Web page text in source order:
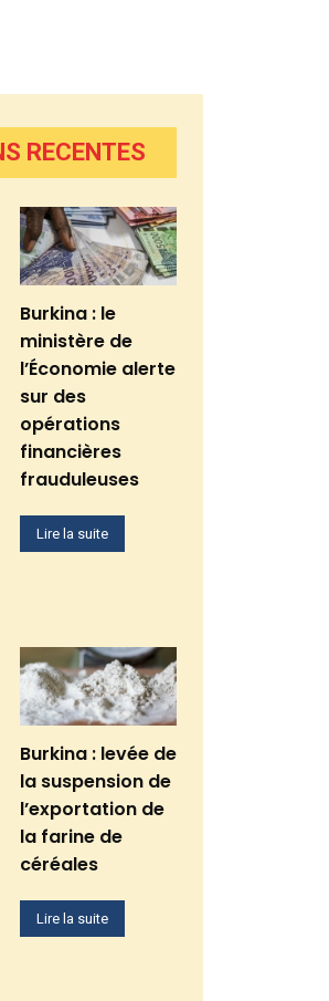
RECENTES
Burkina : le
ministère de
l’Économie alerte
sur des
opérations
financières
frauduleuses
Lire la suite
Burkina : levée de
la suspension de
l’exportation de
la farine de
céréales
Lire la suite